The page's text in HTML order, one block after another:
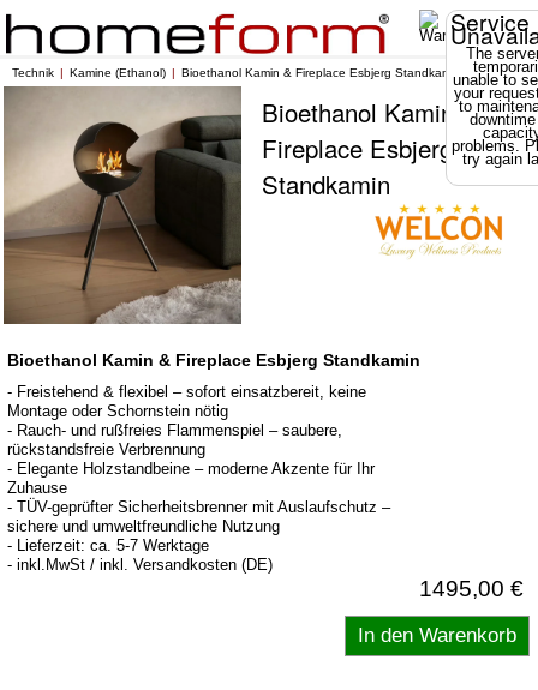
Service
The
unable to
your
to
problems.
try again
Technik Kamine (Ethanol) Bioethanol Kamin & Fireplace Esbjerg Standkamin
Bioethanol Kamin &
Fireplace Esbjerg
Standkamin
Bioethanol Kamin & Fireplace Esbjerg Standkamin
- Freistehend & flexibel – sofort einsatzbereit, keine
Montage oder Schornstein nötig
- Rauch- und rußfreies Flammenspiel – saubere,
rückstandsfreie Verbrennung
- Elegante Holzstandbeine – moderne Akzente für Ihr
Zuhause
- TÜV-geprüfter Sicherheitsbrenner mit Auslaufschutz –
sichere und umweltfreundliche Nutzung
- Lieferzeit: ca. 5-7 Werktage
- inkl.MwSt / inkl. Versandkosten (DE)
1495,00 €